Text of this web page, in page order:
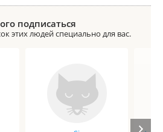
подписаться
этих людей специально для вас.